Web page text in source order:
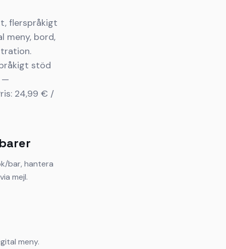
flerspråkigt
meny, bord,
stöd
—
24,99 € /
bar, hantera
mejl.
meny.